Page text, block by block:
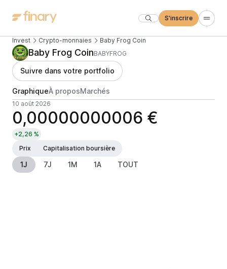
S'inscrire
Invest Crypto-monnaies Baby Frog Coin
Baby Frog CoinBABYFROG
Suivre dans votre portfolio
GraphiqueÀ proposMarchés
10 août 2026
0,00000000006 €
+2,26 %
Prix
Capitalisation boursière
1J 7J 1M 1A TOUT